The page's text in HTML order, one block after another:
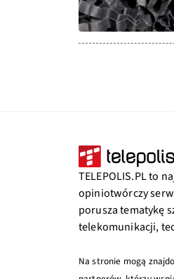
TELEPOLIS.PL to
opiniotwórczy
porusza tematykę
telekomunikacji,
Na stronie mogą